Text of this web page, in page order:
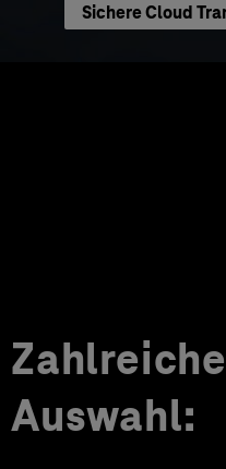
Sichere Cloud
Auswahl: